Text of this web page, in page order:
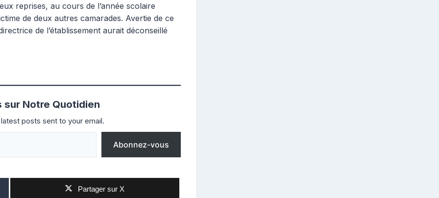
reprises, au cours de l’année scolaire
de deux autres camarades. Avertie de ce
de l’établissement aurait déconseillé
sur Notre Quotidien
posts sent to your email.
Abonnez-vous
Partager sur X